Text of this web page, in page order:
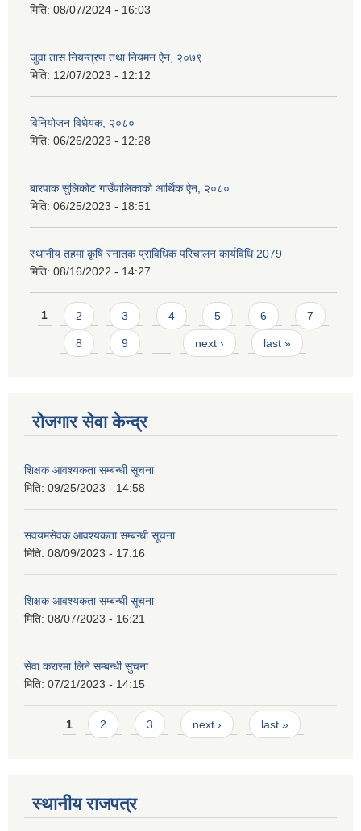
मिति: 08/07/2024 - 16:03
जुवा तास नियन्त्रण तथा नियमन ऐन, २०७९
मिति: 12/07/2023 - 12:12
विनियोजन विधेयक, २०८०
मिति: 06/26/2023 - 12:28
बारपाक सुलिकोट गाउँपालिकाको आर्थिक ऐन, २०८०
मिति: 06/25/2023 - 18:51
स्थानीय तहमा कृषि स्नातक प्राविधिक परिचालन कार्यविधि 2079
मिति: 08/16/2022 - 14:27
Pages
1 2 3 4 5 6 7
8 9 … next › last »
रोजगार सेवा केन्द्र
शिक्षक आवश्यकता सम्बन्धी सूचना
मिति: 09/25/2023 - 14:58
सवयमसेवक आवश्यकता सम्बन्धी सूचना
मिति: 08/09/2023 - 17:16
शिक्षक आवश्यकता सम्बन्धी सूचना
मिति: 08/07/2023 - 16:21
सेवा करारमा लिने सम्बन्धी सुचना
मिति: 07/21/2023 - 14:15
Pages
1 2 3 next › last »
स्थानीय राजपत्र